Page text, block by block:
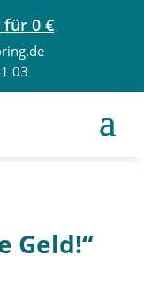
für 0 €
03
Geld!“